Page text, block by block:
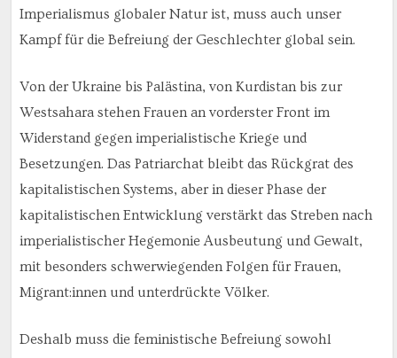
Imperialismus globaler Natur ist, muss auch unser
Kampf für die Befreiung der Geschlechter global sein.
Von der Ukraine bis Palästina, von Kurdistan bis zur
Westsahara stehen Frauen an vorderster Front im
Widerstand gegen imperialistische Kriege und
Besetzungen. Das Patriarchat bleibt das Rückgrat des
kapitalistischen Systems, aber in dieser Phase der
kapitalistischen Entwicklung verstärkt das Streben nach
imperialistischer Hegemonie Ausbeutung und Gewalt,
mit besonders schwerwiegenden Folgen für Frauen,
Migrant:innen und unterdrückte Völker.
Deshalb muss die feministische Befreiung sowohl